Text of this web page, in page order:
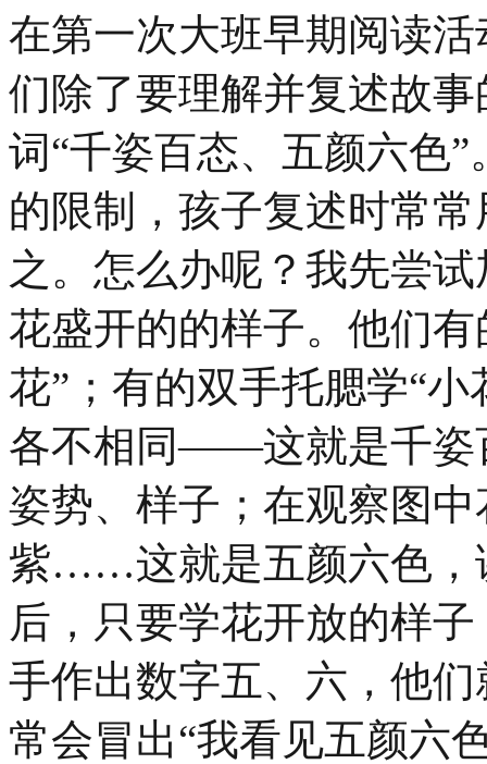
在第一次大班早期阅读
们除了要理解并复述故
词“千姿百态、五颜六色
的限制，孩子复述时常
之。怎么办呢？我先尝
花盛开的的样子。他们
花”；有的双手托腮学“
各不相同——这就是千姿
姿势、样子；在观察图
紫……这就是五颜六色，
后，只要学花开放的样
手作出数字五、六，他
常会冒出“我看见五颜六